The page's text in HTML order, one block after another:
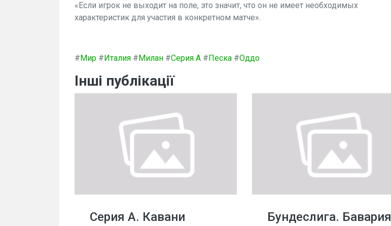
«Если игрок не выходит на поле, это значит, что он не имеет необходимых
характеристик для участия в конкретном матче».
#Мир #Италия #Милан #Серия А #Песка #Оддо
Інші публікації
Серия А. Кавани
Бундеслига. Бавария